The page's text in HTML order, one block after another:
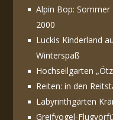
Alpin Bop:
2000
Luckis Kinderland
Winterspaß
Hochseilgarten
Reiten: in den
Labyrinthgärten
Greifvogel-